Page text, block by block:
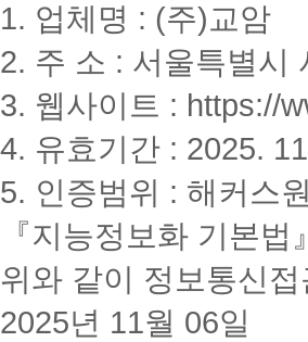
1. 업체명 : (주)교암
2. 주 소 : 서울특별시
3. 웹사이트 : https://
4. 유효기간 : 2025.
5. 인증범위 : 해커스
『지능정보화 기본
위와 같이 정보통신
2025년 11월 06일